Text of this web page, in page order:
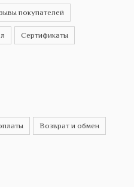
покупателей
Сертификаты
Возврат и обмен